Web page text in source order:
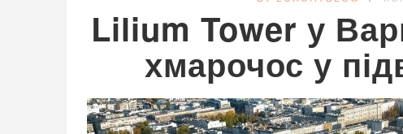
Lilium Tower у
хмарочос у